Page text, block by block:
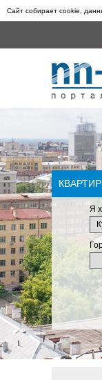
Сайт собирает cookie,
Я